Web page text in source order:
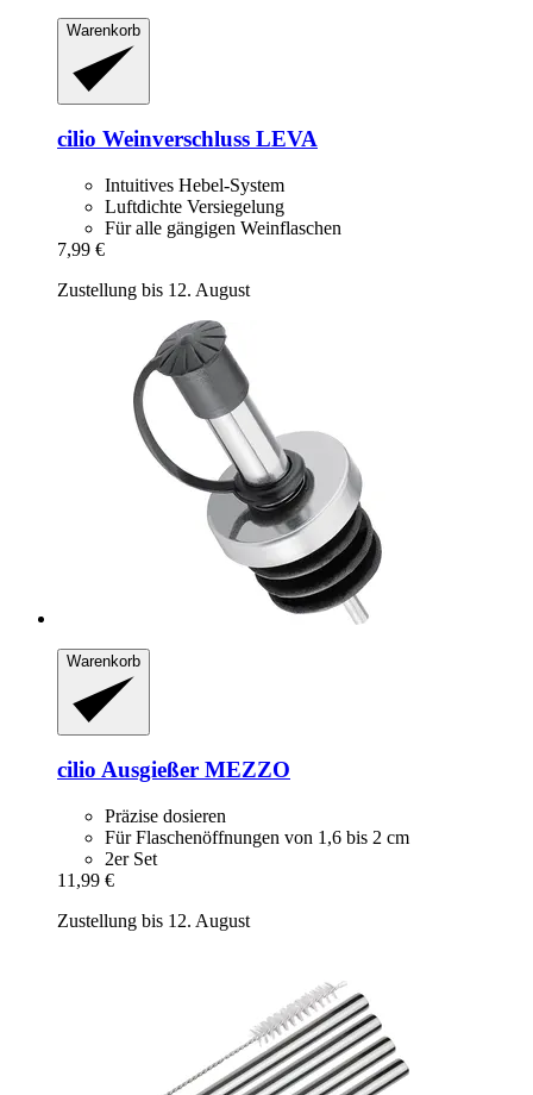
Warenkorb
cilio Weinverschluss LEVA
Intuitives Hebel-System
Luftdichte Versiegelung
Für alle gängigen Weinflaschen
7,99 €
Zustellung bis 12. August
Warenkorb
cilio Ausgießer MEZZO
Präzise dosieren
Für Flaschenöffnungen von 1,6 bis 2 cm
2er Set
11,99 €
Zustellung bis 12. August